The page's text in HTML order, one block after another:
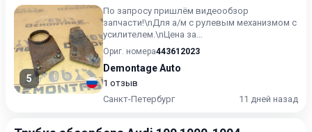
5
По запросу пришлём видеообзор
запчасти!\nДля а/м с рулевым механизмом с
усилителем.\nЦена за
комплект.\n\nПрименяется: Audi 100/200 [44]
198...
Ориг. номера443612023
Demontage Auto
1 отзыв
Санкт-Петербург
11 дней назад